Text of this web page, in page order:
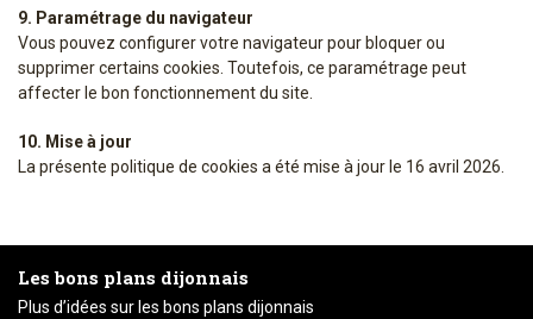
9. Paramétrage du navigateur
Vous pouvez configurer votre navigateur pour bloquer ou
supprimer certains cookies. Toutefois, ce paramétrage peut
affecter le bon fonctionnement du site.
10. Mise à jour
La présente politique de cookies a été mise à jour le 16 avril 2026.
Les bons plans dijonnais
Plus d’idées sur les bons plans dijonnais